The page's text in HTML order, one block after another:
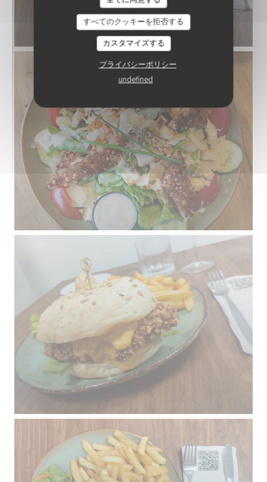
すべてのクッキーを拒否する
カスタマイズする
プライバシーポリシー
undefined